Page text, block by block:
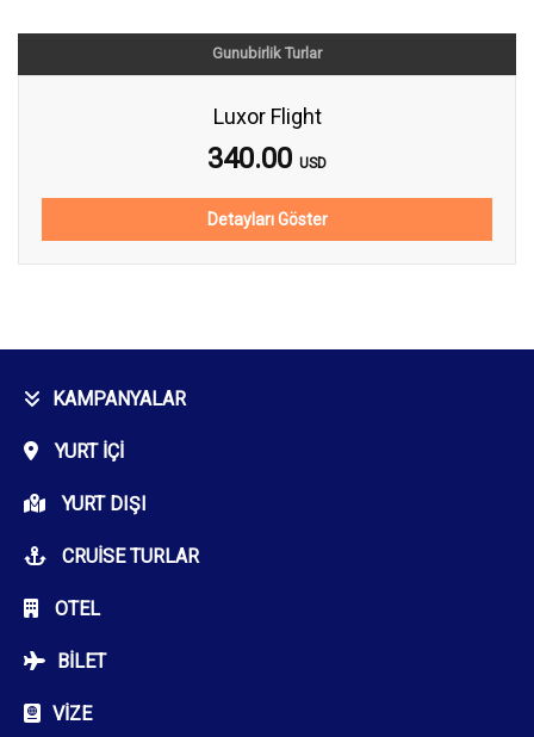
Gunubirlik Turlar
Luxor Flight
340.00 USD
Detayları Göster
KAMPANYALAR
YURT İÇI
YURT DIŞI
CRUISE TURLAR
OTEL
BILET
VIZE